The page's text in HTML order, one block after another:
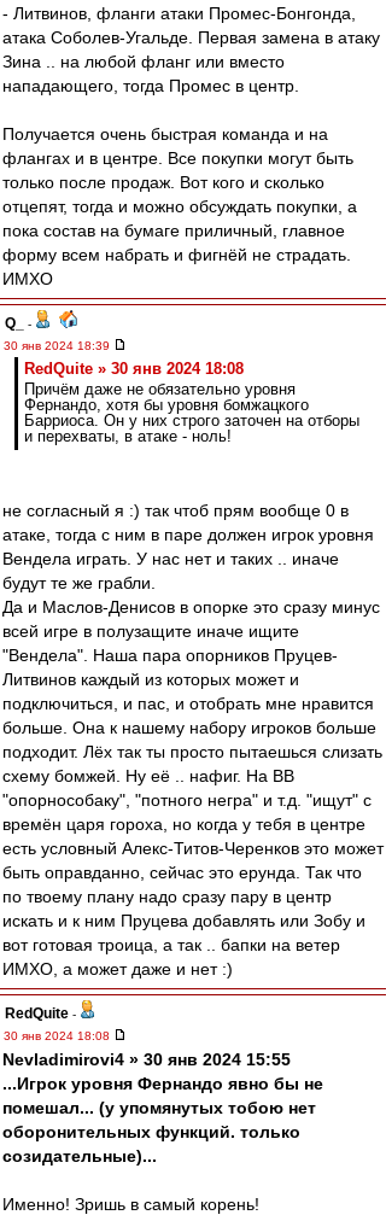
- Литвинов, фланги атаки Промес-Бонгонда,
атака Соболев-Угальде. Первая замена в атаку
Зина .. на любой фланг или вместо
нападающего, тогда Промес в центр.
Получается очень быстрая команда и на
флангах и в центре. Все покупки могут быть
только после продаж. Вот кого и сколько
отцепят, тогда и можно обсуждать покупки, а
пока состав на бумаге приличный, главное
форму всем набрать и фигнёй не страдать.
ИМХО
Q_
-
30 янв 2024 18:39
RedQuite » 30 янв 2024 18:08
Причём даже не обязательно уровня
Фернандо, хотя бы уровня бомжацкого
Барриоса. Он у них строго заточен на отборы
и перехваты, в атаке - ноль!
не согласный я :) так чтоб прям вообще 0 в
атаке, тогда с ним в паре должен игрок уровня
Вендела играть. У нас нет и таких .. иначе
будут те же грабли.
Да и Маслов-Денисов в опорке это сразу минус
всей игре в полузащите иначе ищите
"Вендела". Наша пара опорников Пруцев-
Литвинов каждый из которых может и
подключиться, и пас, и отобрать мне нравится
больше. Она к нашему набору игроков больше
подходит. Лёх так ты просто пытаешься слизать
схему бомжей. Ну её .. нафиг. На ВВ
"опорнособаку", "потного негра" и т.д. "ищут" с
времён царя гороха, но когда у тебя в центре
есть условный Алекс-Титов-Черенков это может
быть оправданно, сейчас это ерунда. Так что
по твоему плану надо сразу пару в центр
искать и к ним Пруцева добавлять или Зобу и
вот готовая троица, а так .. бапки на ветер
ИМХО, а может даже и нет :)
RedQuite -
30 янв 2024 18:08
Nevladimirovi4 » 30 янв 2024 15:55
...Игрок уровня Фернандо явно бы не
помешал... (у упомянутых тобою нет
оборонительных функций. только
созидательные)...
Именно! Зришь в самый корень!